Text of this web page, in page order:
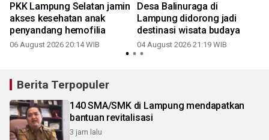
PKK Lampung Selatan jamin
akses kesehatan anak
penyandang hemofilia
06 August 2026 20:14 WIB
Desa Balinuraga di
Lampung didorong jadi
destinasi wisata budaya
04 August 2026 21:19 WIB
Berita Terpopuler
140 SMA/SMK di Lampung mendapatkan
bantuan revitalisasi
3 jam lalu